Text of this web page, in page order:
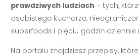
prawdziwych ludziach – tych,
osobistego kucharza,
superfoods i pięciu godzin
Na portalu znajdziesz przepisy,